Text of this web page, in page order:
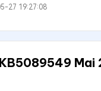
27 19:27:08